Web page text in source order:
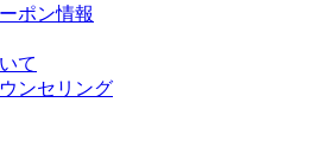
ポン情報
て
ンセリング